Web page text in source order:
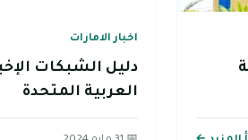
اخبار الامارات
دليل الشبكات
العربية المتحدة